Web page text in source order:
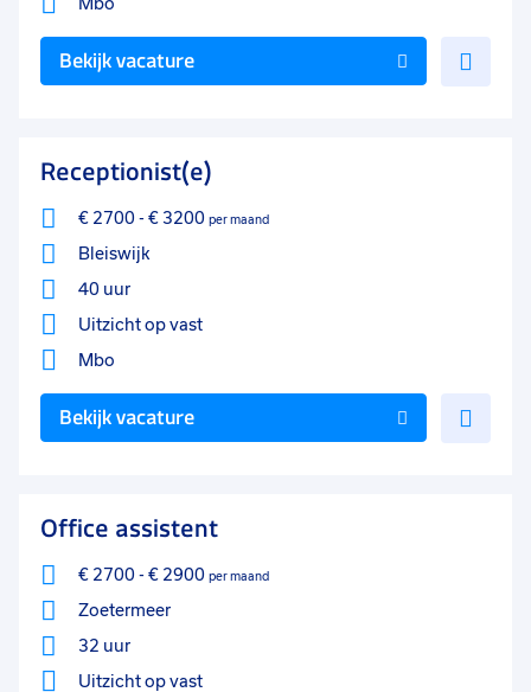
Bekijk vacature
Receptionist(e)
€ 2700- € 3200 per maand
Bleiswijk
40 uur
Uitzicht op vast
Mbo
Bekijk vacature
Office assistent
€ 2700- € 2900 per maand
Zoetermeer
32 uur
Uitzicht op vast